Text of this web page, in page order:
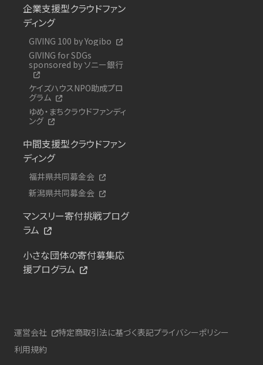
企業支援型クラウドファン
ディング
GIVING 100 by Yogibo
GIVING for SDGs
sponsored by ソニー銀行
ケイズハウスNPO助成プロ
グラム
ゆめ・まちクラウドファンディ
ング
中間支援型クラウドファン
ディング
福井県共同募金会
新潟県共同募金会
マンスリー寄付挑戦プログ
ラム
小さな団体の寄付募集応
援プログラム
運営会社 特定商取引法に基づく表記プライバシーポリシー
利用規約